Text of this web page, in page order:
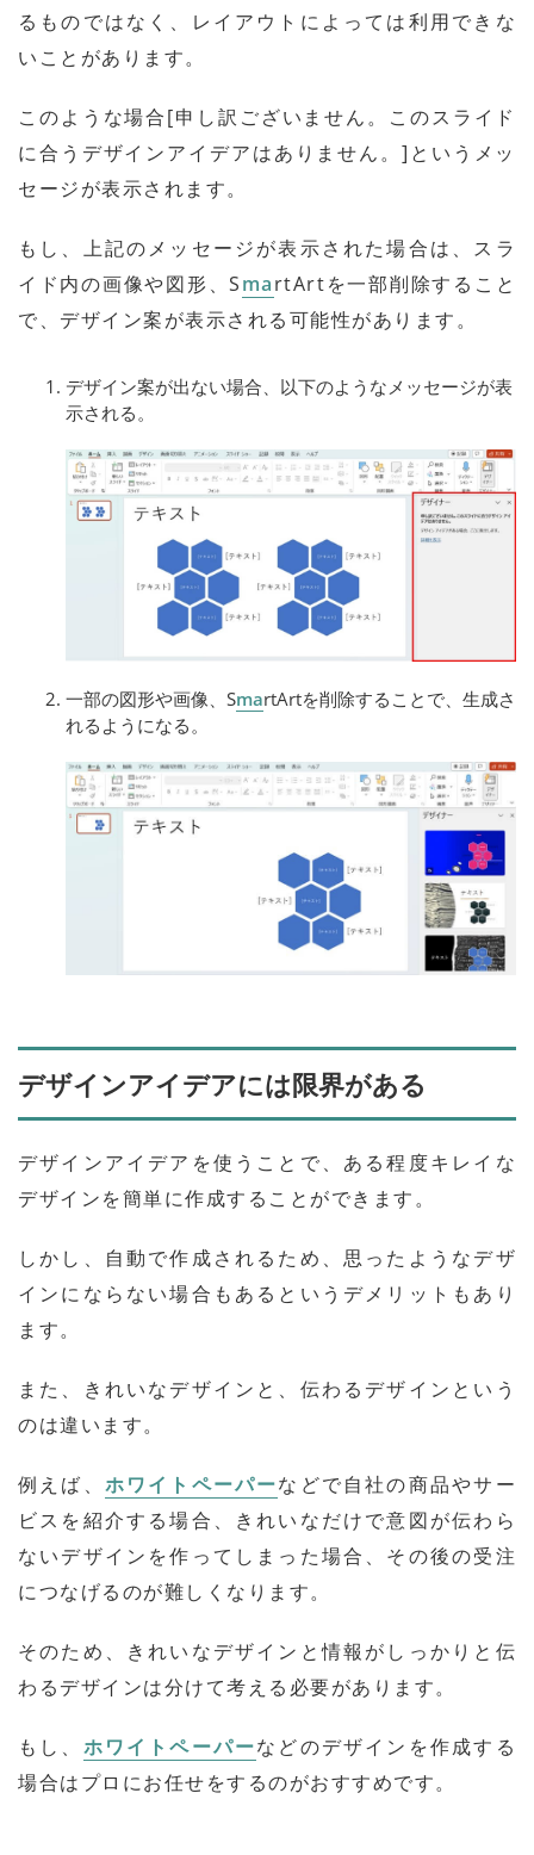
るものではなく、レイアウトによっては利用できな
いことがあります。
このような場合[申し訳ございません。このスライド
に合うデザインアイデアはありません。]というメッ
セージが表示されます。
もし、上記のメッセージが表示された場合は、スラ
イド内の画像や図形、SmartArtを一部削除すること
で、デザイン案が表示される可能性があります。
デザイン案が出ない場合、以下のようなメッセージが表
示される。
一部の図形や画像、SmartArtを削除することで、生成さ
れるようになる。
デザインアイデアには限界がある
デザインアイデアを使うことで、ある程度キレイな
デザインを簡単に作成することができます。
しかし、自動で作成されるため、思ったようなデザ
インにならない場合もあるというデメリットもあり
ます。
また、きれいなデザインと、伝わるデザインという
のは違います。
例えば、 ホワイトペーパーなどで自社の商品やサー
ビスを紹介する場合、きれいなだけで意図が伝わら
ないデザインを作ってしまった場合、その後の受注
につなげるのが難しくなります。
そのため、きれいなデザインと情報がしっかりと伝
わるデザインは分けて考える必要があります。
もし、 ホワイトペーパーなどのデザインを作成する
場合はプロにお任せをするのがおすすめです。